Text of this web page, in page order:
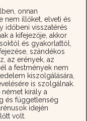
onnan
nem illőket, elveti és
időbeni visszatérés
a kifejezője, akkor
és gyakorlattól,
szándékos
az erények, az
a festmények nem
kiszolgálására,
is szolgálnak.
király a
és függetlenség
idején
volt.